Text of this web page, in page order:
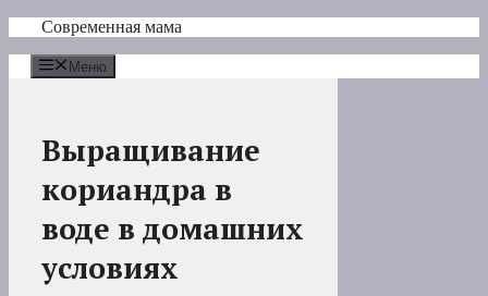
Перейти
содержимому
Современная мама
Меню
Выращивание
кориандра в
воде в домашних
условиях